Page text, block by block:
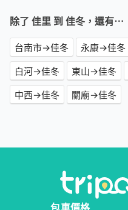
除了 佳里 到 佳冬，還有⋯
台南市→佳冬 永康→佳冬
白河→佳冬
東山→佳冬
中西→佳冬
關廟→佳冬